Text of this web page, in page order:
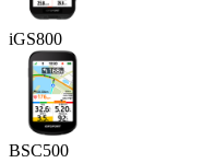
iGS800
BSC500